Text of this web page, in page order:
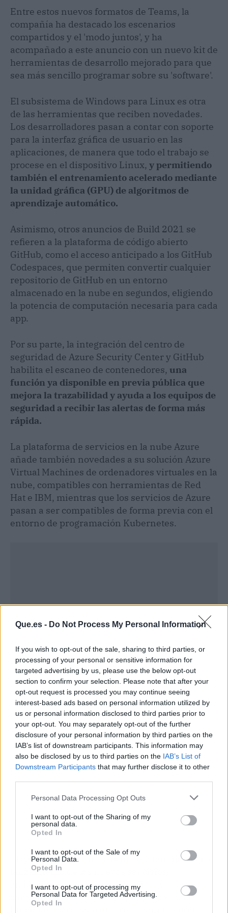
Que.es - Do Not Process My Personal Information
If you wish to opt-out of the sale, sharing to third parties, or
processing of your personal or sensitive information for
targeted advertising by us, please use the below opt-out
section to confirm your selection. Please note that after your
opt-out request is processed you may continue seeing
interest-based ads based on personal information utilized by
us or personal information disclosed to third parties prior to
your opt-out. You may separately opt-out of the further
disclosure of your personal information by third parties on the
IAB’s list of downstream participants. This information may
also be disclosed by us to third parties on the IAB’s List of
Downstream Participants that may further disclose it to other
Personal Data Processing Opt Outs
I want to opt-out of the Sharing of my
personal data.
Opted In
I want to opt-out of the Sale of my
Personal Data.
Opted In
I want to opt-out of processing my
Personal Data for Targeted Advertising.
Opted In
Entre estos nuevos formatos de Teams, la
compañía ha destacado los escenarios
compartidos y el 'modo juntos', y ha
acompañado a este anuncio con un nuevo kit de
herramientas de desarrollo mejorado para que
sea más sencillo programar sobre su 'software'.
El subsistema de Windows para Linux es otra
de las herramientas que reciben novedades.
Los desarrolladores pasan a contar con soporte
para la interfaz gráfica de usuario en las
aplicaciones, de manera que todo el trabajo se
procese en el dispositivo Linux, y permitiendo
también el entrenamiento acelerado mediante
la unidad gráfica (GPU) de algoritmos de
aprendizaje automático.
Asimismo, otros anuncios de Build 2021 se
refieren a la plataforma de código abierto
GitHub, como el acceso anticipado a los GitHub
Codespaces, que permiten convertir cualquier
repositorio de GitHub en un entorno
almacenado en la nube en segundos, eligiendo
la potencia de computación necesaria para cada
app.
Por su parte, la integración del centro de
seguridad de Azure Security Center y GitHub
habilita el escaneo de contenedores, una
función ya disponible en previa pública que
mejora la trazabilidad y ayuda a los equipos de
seguridad a recibir las alertas de forma más
rápida.
La plataforma de servicios en la nube Azure
añade también novedades a su solución Azure
Virtual Machines de ordenadores virtuales en la
nube, compatibles con herramientas de Red
Hat e IBM, mientras que los servicios de Azure
pasan a ser compatibles de forma previa con el
entorno de programación Kubernetes.
Publicidad
El catálogo de Azure se completa también con el
lanzamiento de los nuevos servicios
aplicaciones de IA, Azure Applied AI, que
cambinan los servicios cognitivos de Azure con
funciones para cada empresa para mejorar